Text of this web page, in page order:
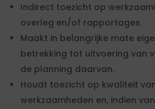
Indirect toezicht op
overleg en/of rapportages.
Maakt in belangrijke mate
betrekking tot uitvoering van
de planning daarvan.
Houdt toezicht op kwaliteit
werkzaamheden en, indien